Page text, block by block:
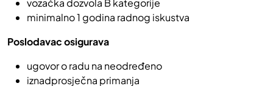
vozačka dozvola B kategorije
minimalno 1 godina radnog iskustva
Poslodavac osigurava
ugovor o radu na neodređeno
iznadprosječna primanja